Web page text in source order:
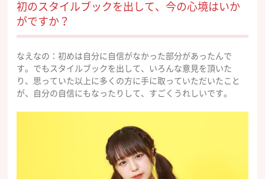
初のスタイルブックを出して、今の心境はいか
がですか？
なえなの：初めは自分に自信がなかった部分があったんで
す。でもスタイルブックを出して、いろんな意見を頂いた
り、思っていた以上に多くの方に手に取っていただいたこと
が、自分の自信にもなったりして、すごくうれしいです。